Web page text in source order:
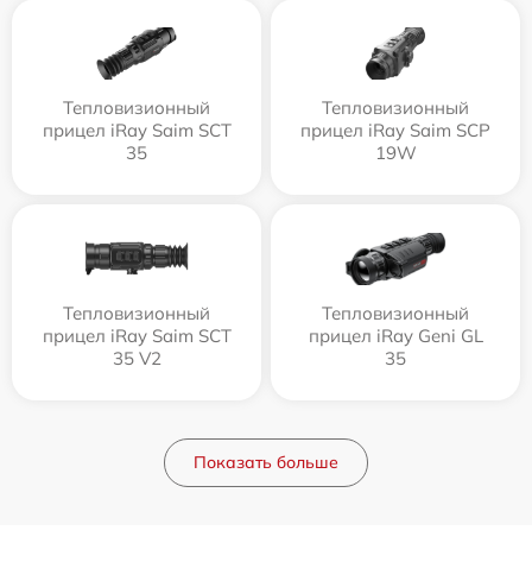
Тепловизионный
прицел iRay Saim SCT
35
Тепловизионный
прицел iRay Saim SCP
19W
Тепловизионный
прицел iRay Saim SCT
35 V2
Тепловизионный
прицел iRay Geni GL
35
Показать больше